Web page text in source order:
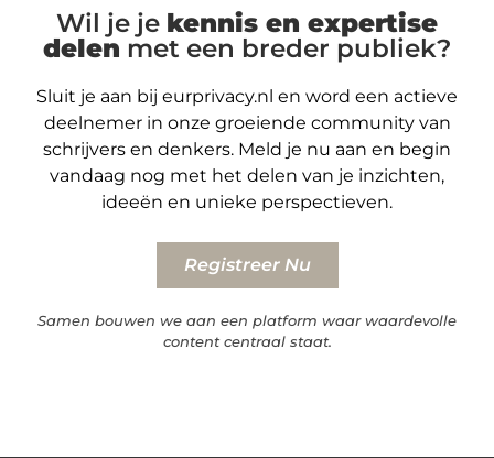
Wil je je kennis en expertise
delen met een breder publiek?
Sluit je aan bij eurprivacy.nl en word een actieve
deelnemer in onze groeiende community van
schrijvers en denkers. Meld je nu aan en begin
vandaag nog met het delen van je inzichten,
ideeën en unieke perspectieven.
Registreer Nu
Samen bouwen we aan een platform waar waardevolle
content centraal staat.